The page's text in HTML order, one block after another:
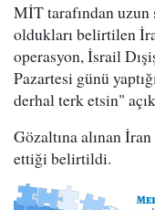
MİT tarafından
oldukları belirtilen
operasyon, İsrail
Pazartesi günü
derhal terk etsin"
Gözaltına alınan
ettiği belirtildi.